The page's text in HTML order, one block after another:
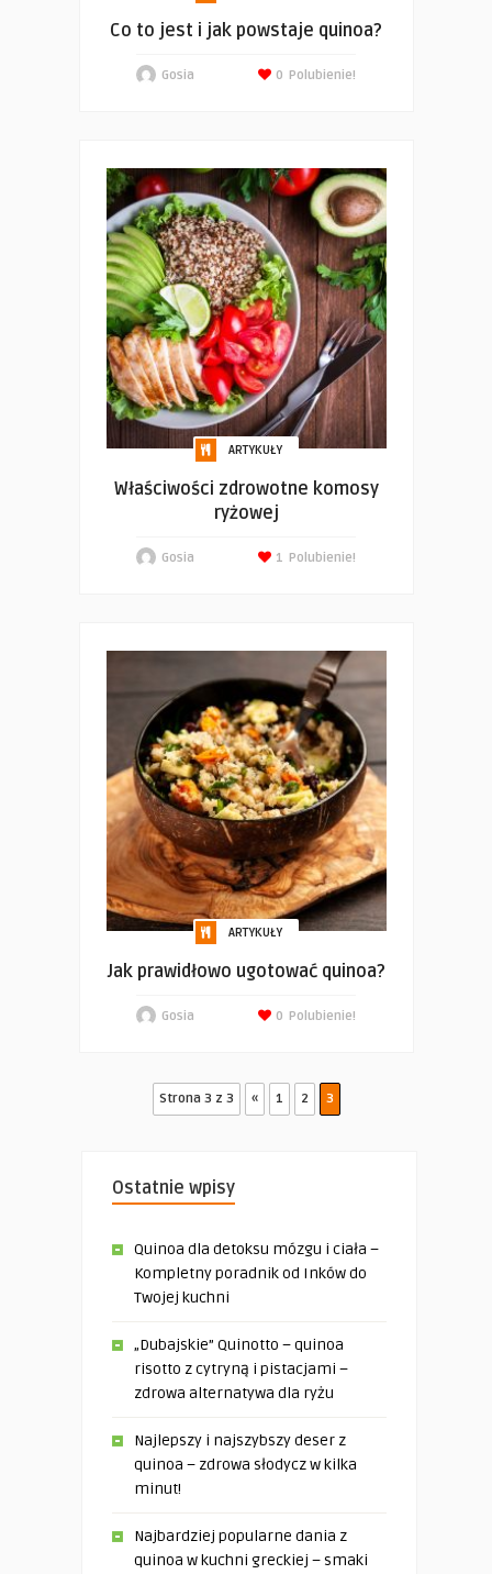
Co to jest i jak powstaje quinoa?
Gosia Polubienie!
0
ARTYKUŁY
Właściwości zdrowotne komosy
ryżowej
Gosia Polubienie!
1
ARTYKUŁY
Jak prawidłowo ugotować quinoa?
Gosia Polubienie!
0
Strona 3 z 3 « 1 2 3
Ostatnie wpisy
Quinoa dla detoksu mózgu i ciała –
Kompletny poradnik od Inków do
Twojej kuchni
„Dubajskie” Quinotto – quinoa
risotto z cytryną i pistacjami –
zdrowa alternatywa dla ryżu
Najlepszy i najszybszy deser z
quinoa – zdrowa słodycz w kilka
minut!
Najbardziej popularne dania z
quinoa w kuchni greckiej – smaki